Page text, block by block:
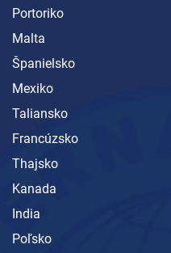
Portoriko
Malta
Španielsko
Mexiko
Taliansko
Francúzsko
Thajsko
Kanada
India
Poľsko